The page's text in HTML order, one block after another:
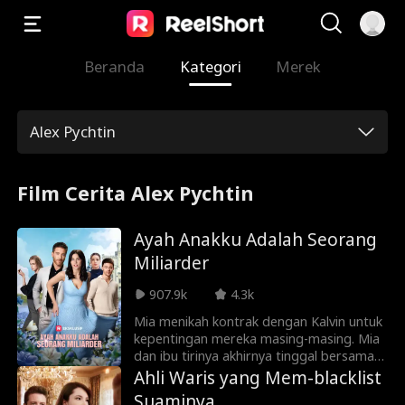
Beranda Kategori Merek
Alex Pychtin
Film Cerita Alex Pychtin
Ayah Anakku Adalah Seorang
Miliarder
907.9k
4.3k
Mia menikah kontrak dengan Kalvin untuk
kepentingan mereka masing-masing. Mia
dan ibu tirinya akhirnya tinggal bersama
Kalvin di rumahnya. Kalvin tanpa sengaja
mempekerjakan Mia juga di kantornya
Ahli Waris yang Mem-blacklist